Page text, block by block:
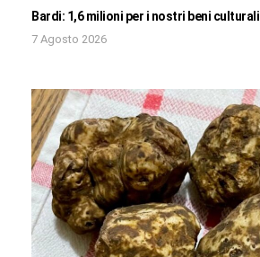
Bardi: 1,6 milioni per i nostri beni culturali
7 Agosto 2026